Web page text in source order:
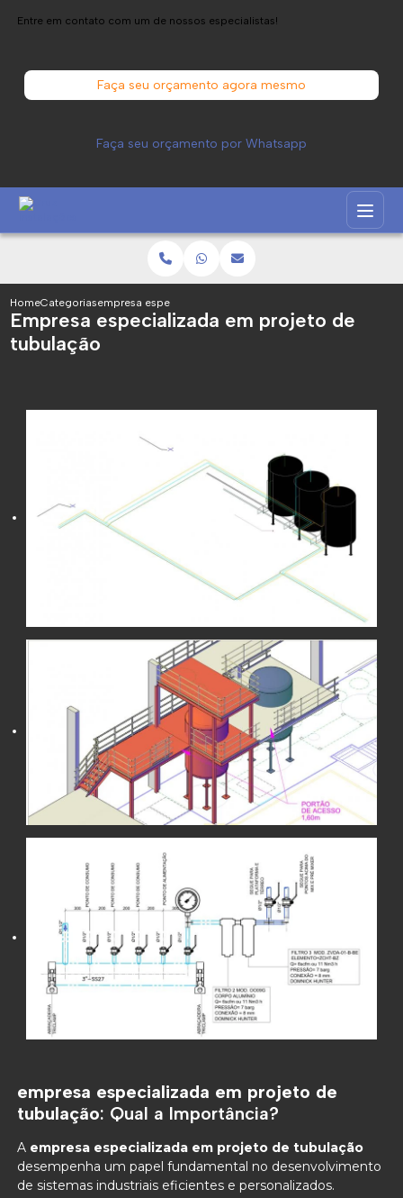
Entre em contato com um de nossos especialistas!
Faça seu orçamento agora mesmo
Faça seu orçamento por Whatsapp
HomeCategoriasempresa especializada projeto tubulacao
Empresa especializada em projeto de
tubulação
empresa especializada em projeto de
tubulação: Qual a Importância?
A empresa especializada em projeto de tubulação
desempenha um papel fundamental no desenvolvimento
de sistemas industriais eficientes e personalizados.